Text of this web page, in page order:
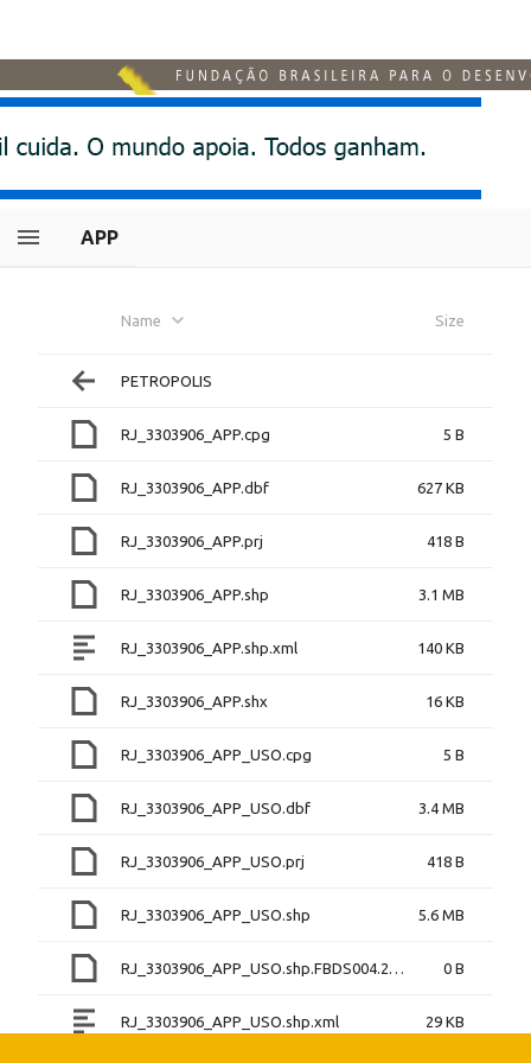
APP
Name Size
PETROPOLIS
RJ_3303906_APP.cpg 5 B
RJ_3303906_APP.dbf 627 KB
RJ_3303906_APP.prj 418 B
RJ_3303906_APP.shp 3.1 MB
RJ_3303906_APP.shp.xml 140 KB
RJ_3303906_APP.shx 16 KB
RJ_3303906_APP_USO.cpg 5 B
RJ_3303906_APP_USO.dbf 3.4 MB
RJ_3303906_APP_USO.prj 418 B
RJ_3303906_APP_USO.shp 5.6 MB
RJ_3303906_APP_USO.shp.FBDS004.2560.5768.sr.lock 0 B
RJ_3303906_APP_USO.shp.xml 29 KB